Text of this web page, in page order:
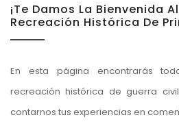
¡Te Damos La Bienvenida
Recreación Histórica De
En esta página encontrarás
recreación histórica de guerra
contarnos tus experiencias en